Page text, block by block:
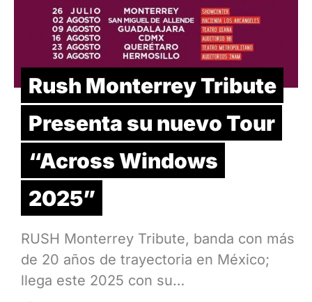
Rush Monterrey Tribute
Presenta su nuevo Tour
“Across Windows
2025”
RUSH Monterrey Tribute, banda con más
de 20 años de trayectoria en México;
llega este 2025 con su…